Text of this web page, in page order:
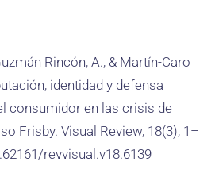
Rincón, A., & Martín-Caro
identidad y defensa
consumidor en las crisis de
Frisby. Visual Review, 18(3), 1–
revvisual.v18.6139